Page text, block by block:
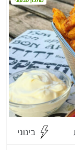
בינוני